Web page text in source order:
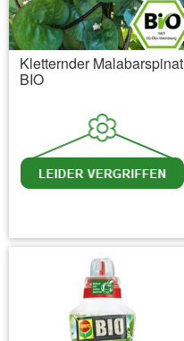
Kletternder Malabarspinat
BIO